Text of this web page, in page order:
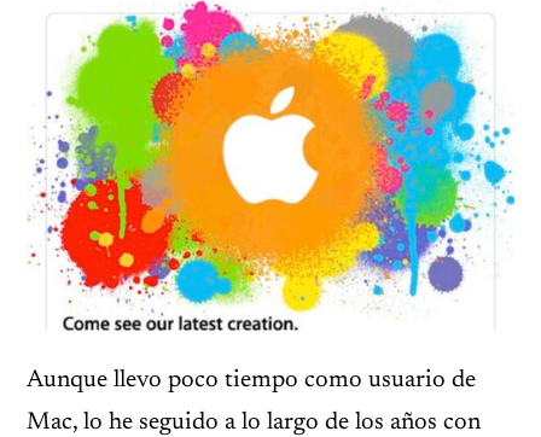
Aunque llevo poco tiempo como usuario de
Mac, lo he seguido a lo largo de los años con